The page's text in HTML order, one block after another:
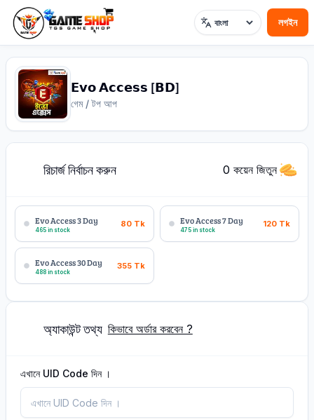
ভাষা লগইন
𝗘𝘃𝗼 𝗔𝗰𝗰𝗲𝘀𝘀 [𝗕𝗗]
গেম / টপ আপ
রিচার্জ নির্বাচন করুন 0 কয়েন জিতুন
Evo Access 3 Day
465 in stock
80 Tk Evo Access 7 Day
475 in stock
120 Tk
Evo Access 30 Day
488 in stock
355 Tk
অ্যাকাউন্ট তথ্য কিভাবে অর্ডার করবেন ?
এখানে UID Code দিন ।